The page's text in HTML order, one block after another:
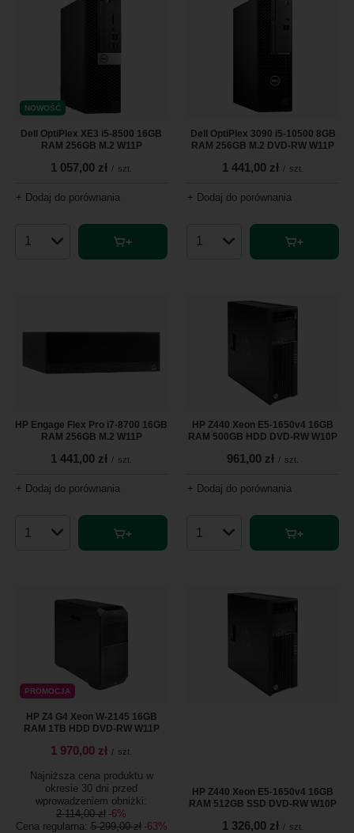
NOWOŚĆ
Dell OptiPlex XE3 i5-8500 16GB
RAM 256GB M.2 W11P
1 057,00 zł / szt.
+ Dodaj do porównania
Ilość produktów
Dell OptiPlex 3090 i5-10500 8GB
RAM 256GB M.2 DVD-RW W11P
1 441,00 zł / szt.
+ Dodaj do porównania
Ilość produktów
HP Engage Flex Pro i7-8700 16GB
RAM 256GB M.2 W11P
1 441,00 zł / szt.
+ Dodaj do porównania
Ilość produktów
HP Z440 Xeon E5-1650v4 16GB
RAM 500GB HDD DVD-RW W10P
961,00 zł / szt.
+ Dodaj do porównania
Ilość produktów
PROMOCJA
HP Z4 G4 Xeon W-2145 16GB
RAM 1TB HDD DVD-RW W11P
1 970,00 zł / szt.
Najniższa cena produktu w
okresie 30 dni przed
wprowadzeniem obniżki:
2 114,00 zł -6%
Cena regularna: 5 299,00 zł -63%
HP Z440 Xeon E5-1650v4 16GB
RAM 512GB SSD DVD-RW W10P
1 326,00 zł / szt.